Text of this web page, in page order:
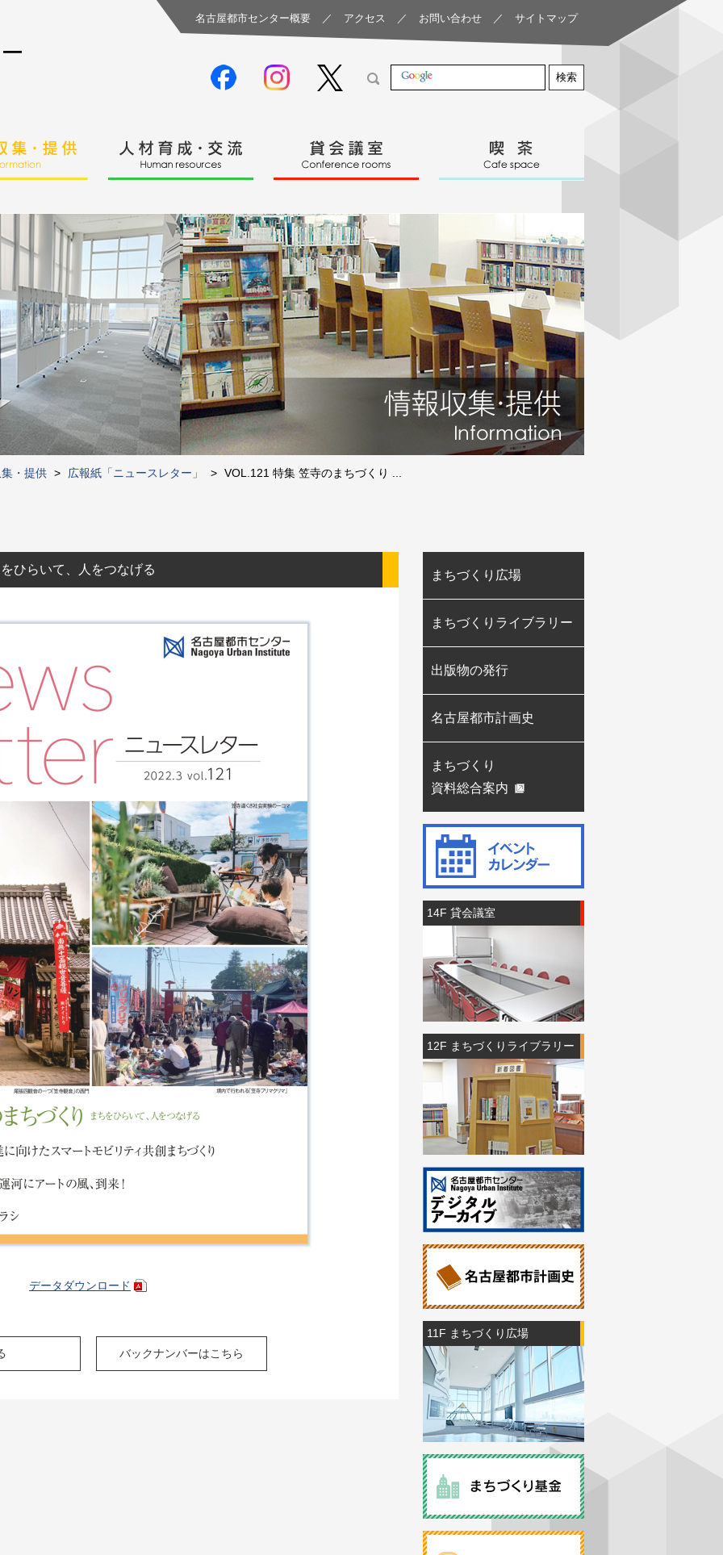
名古屋都市センター概要 ／ アクセス ／ お問い合わせ ／ サイトマップ
・提供 > 広報紙「ニュースレター」 > VOL.121 特集 笠寺のまちづくり ...
まちづくり広場
まちづくりライブラリー
出版物の発行
名古屋都市計画史
まちづくり
資料総合案内
14F 貸会議室
12F まちづくりライブラリー
11F まちづくり広場
ひらいて、人をつなげる
データダウンロード
バックナンバーはこちら